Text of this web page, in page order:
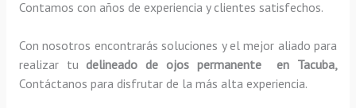
Contamos con años de experiencia y clientes satisfechos.
Con nosotros encontrarás soluciones y el mejor aliado para
realizar tudelineado de ojos permanente en Tacuba,
Contáctanos para disfrutar de la más alta experiencia.